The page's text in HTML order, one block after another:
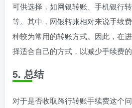
可供选择，如网银转账、手机银行
等。其中，网银转账相对来说手续
种较为常用的转账方式。因此，在
择适合自己的方式，以减少手续费的
5. 总结
对于是否收取跨行转账手续费这个